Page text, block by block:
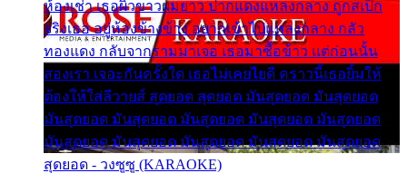
ห้องเช่า เธอผิวขาวผมยาว ปากแดงแหลงกลาง ถูกสเป็ก
จริงเธอ อยู่ห้องข้างข้าง อยากเข้าไปแหลงกลาง กลัว
ทองแดง กลับจากรามมาเจอ เธอมาซื้อข้าว แต่ก่อนนั้น
สองเรา เจอะกันครั้งใด เธอไม่เคยไยดี คราวนี้เธอยิ้มให้
ต้องให้ใส่ลีวายส์ สุดยอด สุดยอด มันสุดยอด มันสุดยอด
มันสุดยอด มันสุดยอด มันสุดยอด มันสุดยอด มันสุดยอด
มันสุดยอด มันสุดยอด มันสุดยอด มันสุดยอด มันสุดยอด
สุดยอด - วงซูซู (KARAOKE)